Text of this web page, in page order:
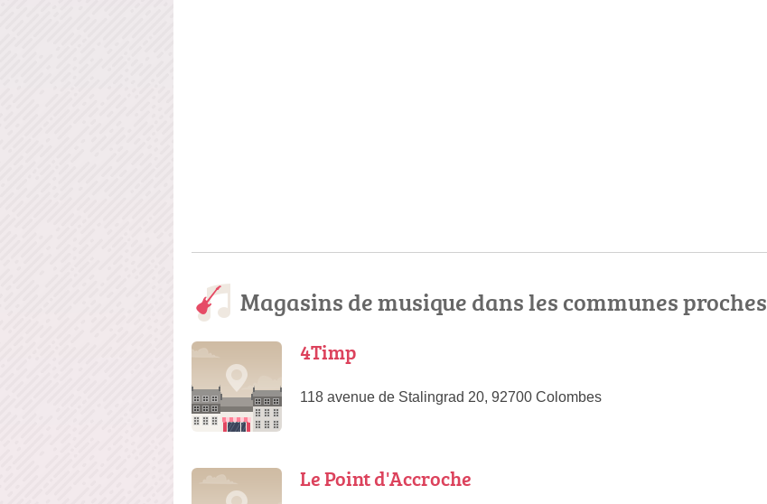
Magasins de musique dans les communes proches
4Timp
118 avenue de Stalingrad 20, 92700 Colombes
Le Point d'Accroche